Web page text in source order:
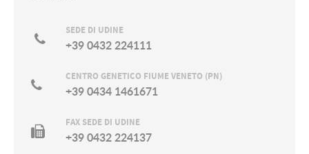
SEDE DI UDINE
+39 0432 224111
CENTRO GENETICO FIUME VENETO (PN)
+39 0434 1461671
FAX SEDE DI UDINE
+39 0432 224137